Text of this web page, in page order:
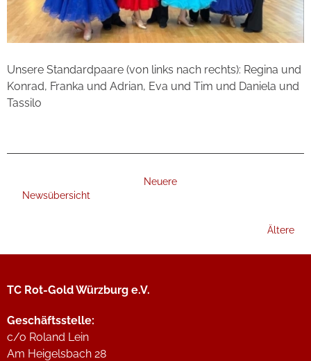
Unsere Standardpaare (von links nach rechts): Regina und
Konrad, Franka und Adrian, Eva und Tim und Daniela und
Tassilo
Neuere
Newsübersicht
Ältere
TC Rot-Gold Würzburg e.V.
Geschäftsstelle:
c/o Roland Lein
Am Heigelsbach 28